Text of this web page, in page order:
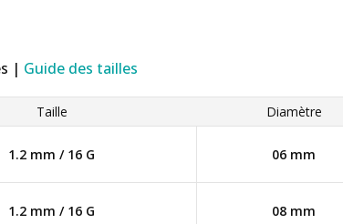
| Guide des tailles
Taille Diamètre
1.2 mm / 16 G 06 mm
1.2 mm / 16 G 08 mm